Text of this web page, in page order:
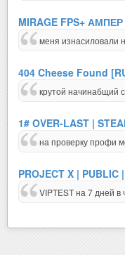
MIRAGE FPS+
меня изнасиловали
404 Cheese Found
крутой начинабщий
1# OVER-LAST |
на проверку профи
PROJECT X | PUBLIC
VIPTEST на 7 дней в